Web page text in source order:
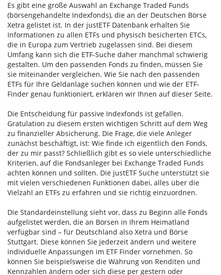
Es gibt eine große Auswahl an Exchange Traded Funds
(börsengehandelte Indexfonds), die an der Deutschen Börse
Xetra gelistet ist. In der justETF Datenbank erhalten Sie
Informationen zu allen ETFs und physisch besicherten ETCs,
die in Europa zum Vertrieb zugelassen sind. Bei diesem
Umfang kann sich die ETF-Suche daher manchmal schwierig
gestalten. Um den passenden Fonds zu finden, müssen Sie
sie miteinander vergleichen. Wie Sie nach den passenden
ETFs für Ihre Geldanlage suchen können und wie der ETF-
Finder genau funktioniert, erklären wir Ihnen auf dieser Seite.
Die Entscheidung für passive Indexfonds ist gefallen.
Gratulation zu diesem ersten wichtigen Schritt auf dem Weg
zu finanzieller Absicherung. Die Frage, die viele Anleger
zunächst beschäftigt, ist: Wie finde ich eigentlich den Fonds,
der zu mir passt? Schließlich gibt es so viele unterschiedliche
Kriterien, auf die Fondsanleger bei Exchange Traded Funds
achten können und sollten. Die justETF Suche unterstützt sie
mit vielen verschiedenen Funktionen dabei, alles über die
Vielzahl an ETFs zu erfahren und sie richtig einzuordnen.
Die Standardeinstellung sieht vor, dass zu Beginn alle Fonds
aufgelistet werden, die an Börsen in Ihrem Heimatland
verfügbar sind – für Deutschland also Xetra und Börse
Stuttgart. Diese können Sie jederzeit ändern und weitere
individuelle Anpassungen im ETF Finder vornehmen. So
können Sie beispielsweise die Währung von Renditen und
Kennzahlen ändern oder sich diese per gestern oder